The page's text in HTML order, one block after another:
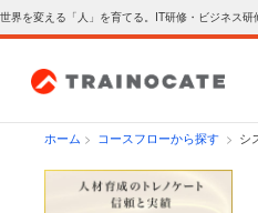
世界を変える「人」を育てる。IT研修・ビジネス研
ホーム > コースフローから探す > シ